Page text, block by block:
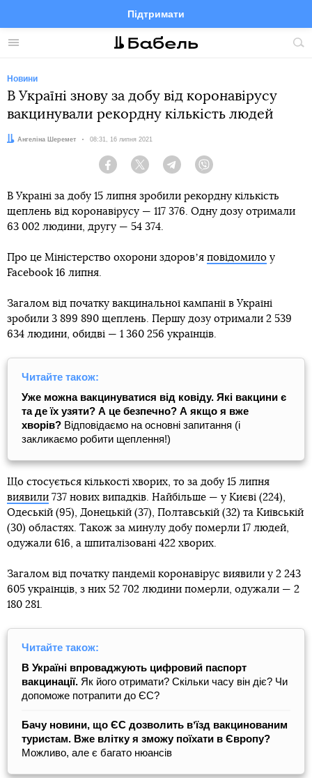
Меню
Підтримати
FacebookTelegramTwitter
Новини
В Україні знову за добу від коронавірусу
вакцинували рекордну кількість людей
Автор:
Ангеліна Шеремет Дата:
08:31, 16 липня 2021
Facebook Twitter Telegram
В Україні за добу 15 липня зробили рекордну кількість
щеплень від коронавірусу — 117 376. Одну дозу отримали
63 002 людини, другу — 54 374.
Про це Міністерство охорони здоровʼя повідомило у
Facebook 16 липня.
Загалом від початку вакцинальної кампанії в Україні
зробили 3 899 890 щеплень. Першу дозу отримали 2 539
634 людини, обидві — 1 360 256 українців.
Читайте також:
Уже можна вакцинуватися від ковіду. Які вакцини є
та де їх узяти? А це безпечно? А якщо я вже
хворів? Відповідаємо на основні запитання (і
закликаємо робити щеплення!)
Що стосується кількості хворих, то за добу 15 липня
виявили 737 нових випадків. Найбільше — у Києві (224),
Одеській (95), Донецькій (37), Полтавській (32) та Київській
(30) областях. Також за минулу добу померли 17 людей,
одужали 616, а шпиталізовані 422 хворих.
Загалом від початку пандемії коронавірус виявили у 2 243
605 українців, з них 52 702 людини померли, одужали — 2
180 281.
Читайте також:
В Україні впроваджують цифровий паспорт
вакцинації. Як його отримати? Скільки часу він діє? Чи
допоможе потрапити до ЄС?
Бачу новини, що ЄС дозволить вʼїзд вакцинованим
туристам. Вже влітку я зможу поїхати в Європу?
Можливо, але є багато нюансів